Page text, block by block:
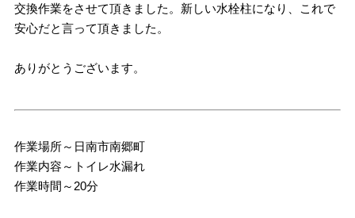
交換作業をさせて頂きました。新しい水栓柱になり、これで
安心だと言って頂きました。
ありがとうございます。
作業場所～日南市南郷町
作業内容～トイレ水漏れ
作業時間～20分